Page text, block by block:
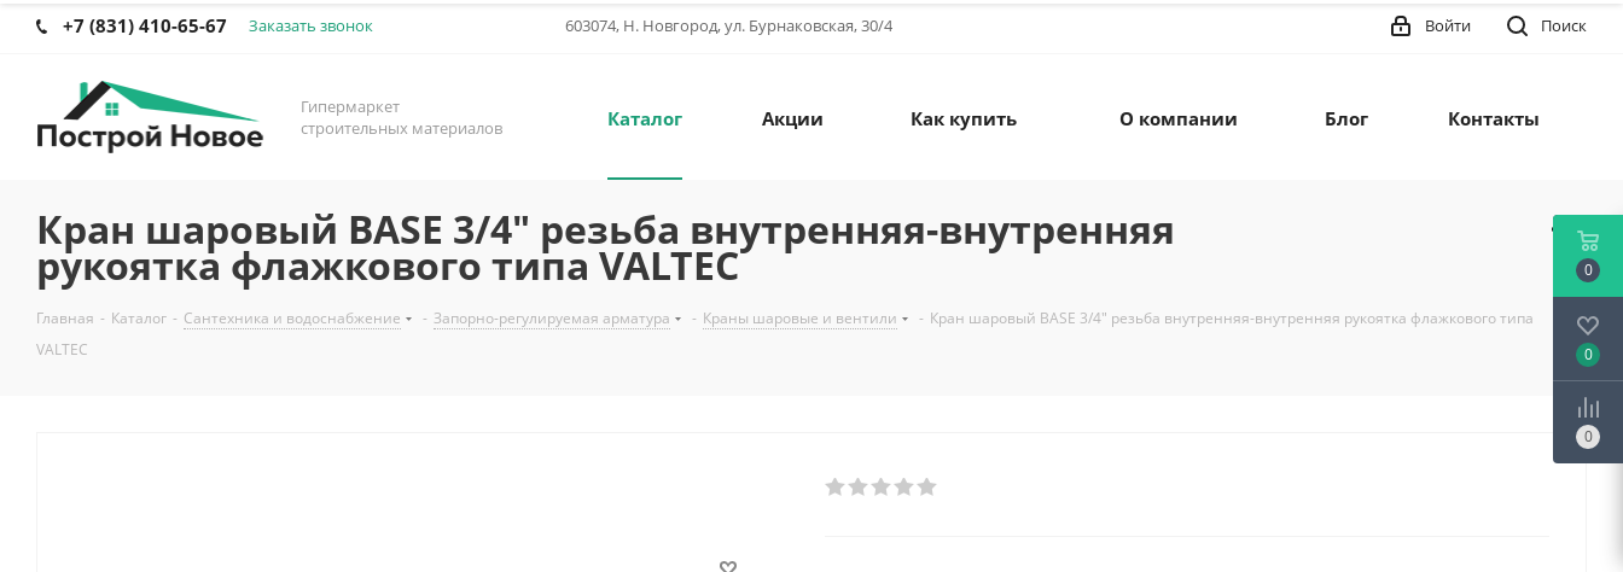
+7 (831) 410-65-67 Заказать звонок 603074, Н. Новгород, ул. Бурнаковская, 30/4 Поиск
Войти
Гипермаркет
строительных материалов
Каталог Акции Как купить О компании Блог Контакты
Кран шаровый BASE 3/4" резьба внутренняя-внутренняя
рукоятка флажкового типа VALTEC
Главная - Каталог - Сантехника и водоснабжение - Запорно-регулируемая арматура - Краны шаровые и вентили - Кран шаровый BASE 3/4" резьба внутренняя-внутренняя рукоятка флажкового типа
VALTEC
0
0
0